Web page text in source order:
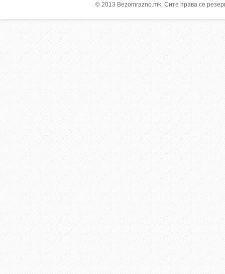
© 2013 Bezomrazno.mk, Сите права се